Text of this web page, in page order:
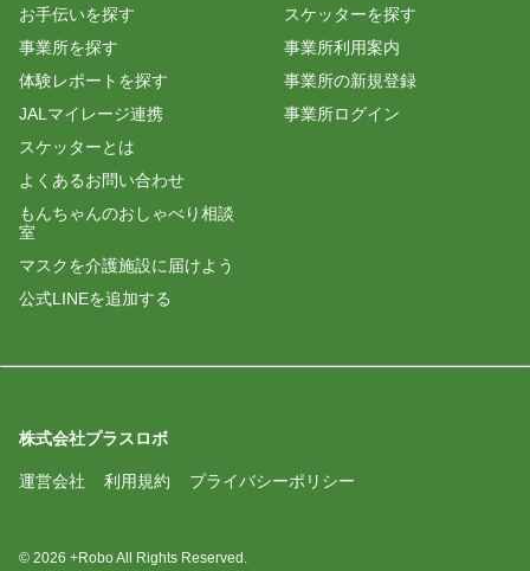
お手伝いを探す
事業所を探す
体験レポートを探す
JALマイレージ連携
スケッターとは
よくあるお問い合わせ
もんちゃんのおしゃべり相談
室
マスクを介護施設に届けよう
公式LINEを追加する
スケッターを探す
事業所利用案内
事業所の新規登録
事業所ログイン
株式会社プラスロボ
運営会社 利用規約 プライバシーポリシー
© 2026 +Robo All Rights Reserved.